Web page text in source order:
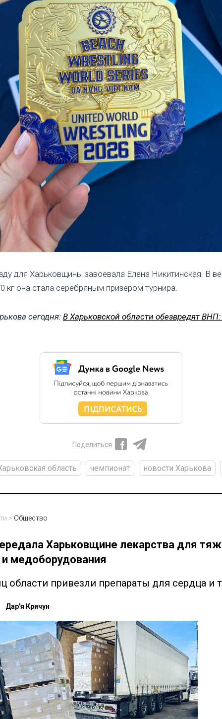
для Харьковщины завоевала Елена Никитинская. В
кг она стала серебряным призером турнира.
сегодня: В Харьковской области обезвредят ВНП:
Поделиться
область чемпионат новости Харькова
> Общество
Харьковщине лекарства для
медоборудования
области привезли препараты для сердца и
Дар'я Кричун